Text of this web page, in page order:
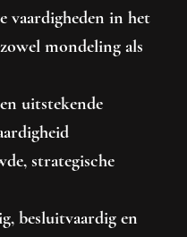
vaardigheden in het
mondeling als
uitstekende
strategische
besluitvaardig en